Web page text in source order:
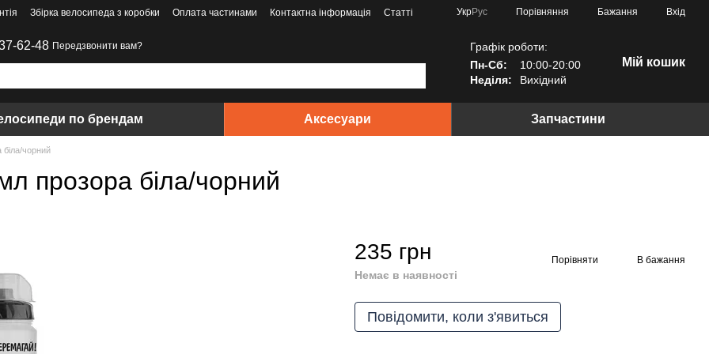
Збірка велосипеда з коробки Оплата частинами Контактна інформація
Статті
УкрРус Порівняння Бажання Вхід
62-48 Передзвонити вам?
Графік роботи:
Пн-Сб:
10:00-20:00
Неділя:
Вихідний
Мій кошик
по брендам Аксесуари Запчастини
чорний
прозора біла/чорний
235 грн
Немає в наявності
Порівняти В бажання
Повідомити, коли з'явиться